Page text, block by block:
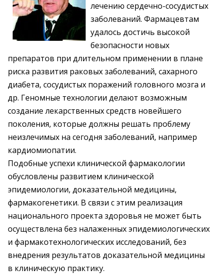
лечению сердечно-сосудистых
заболеваний. Фармацевтам
удалось достичь высокой
безопасности новых
препаратов при длительном применении в плане
риска развития раковых заболеваний, сахарного
диабета, сосудистых поражений головного мозга и
др. Геномные технологии делают возможным
создание лекарственных средств новейшего
поколения, которые должны решать проблему
неизлечимых на сегодня заболеваний, например
кардиомиопатии.
Подобные успехи клинической фармакологии
обусловлены развитием клинической
эпидемиологии, доказательной медицины,
фармакогенетики. В связи с этим реализация
национального проекта здоровья не может быть
осуществлена без налаженных эпидемиологических
и фармакотехнологических исследований, без
внедрения результатов доказательной медицины
в клиническую практику.